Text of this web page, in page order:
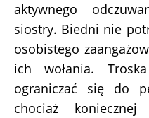
aktywnego
siostry. Biedni nie
osobistego
ich wołania.
ograniczać się do
chociaż